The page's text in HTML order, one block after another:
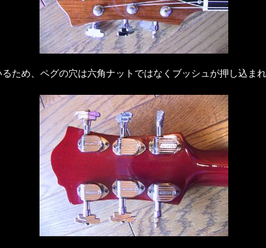
ため、ペグの穴は六角ナットではなくブッシュが押し込まれ